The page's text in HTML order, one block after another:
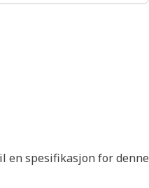
en spesifikasjon for denne